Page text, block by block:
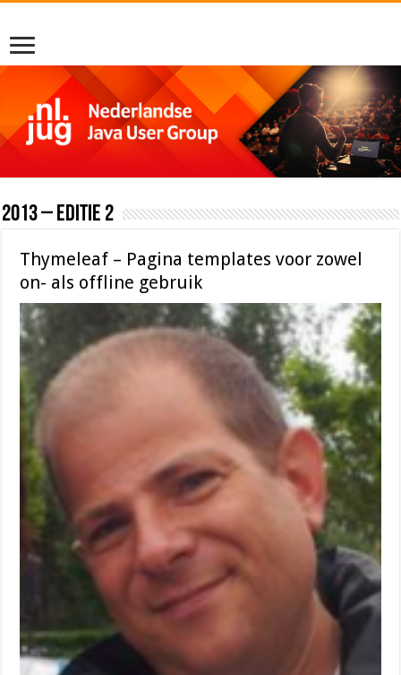
2013 – editie 2
Thymeleaf – Pagina templates voor zowel
on- als offline gebruik